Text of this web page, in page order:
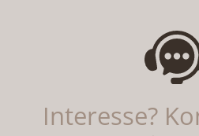
Interesse?